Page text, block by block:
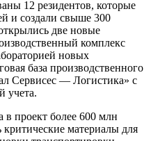
12 резидентов, которые
и создали свыше 300
две новые
комплекс
новых
база производственного
Сервисес — Логистика» с
учета.
в проект более 600 млн
критические материалы для